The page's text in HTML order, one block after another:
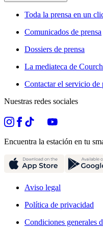
Toda la prensa en un
Comunicados de prensa
Dossiers de prensa
La mediateca de
Contactar el servicio de
Nuestras redes sociales
Encuentra la estación en tu
Aviso legal
Política de privacidad
Condiciones generales